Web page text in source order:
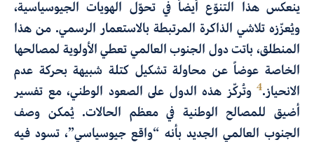
ينعكس هذا التنوّع أيضاً في تحوّل الهويات الجيوسياسية،
ويُعزّزه تلاشي الذاكرة المرتبطة بالاستعمار الرسمي. من هذا
المنطلق، باتت دول الجنوب العالمي تعطي الأولوية لمصالحها
الخاصة عوضاً عن محاولة تشكيل كتلة شبيهة بحركة عدم
الانحياز.4 وتُركّز هذه الدول على الصعود الوطني، مع تفسير
أضيق للمصالح الوطنية في معظم الحالات. يُمكن وصف
الجنوب العالمي الجديد بأنه “واقع جيوسياسي”، تسود فيه